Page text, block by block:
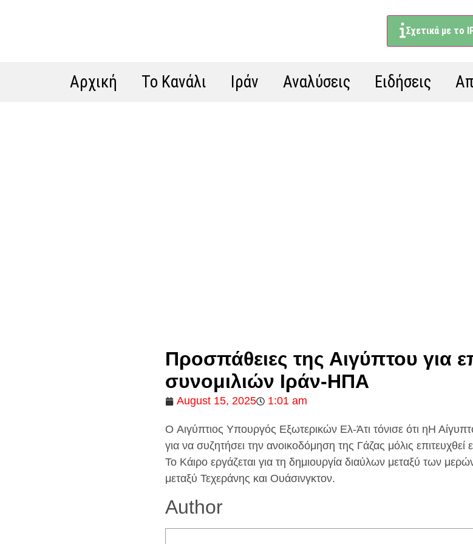
Σχετικά με το
Αρχική Το Κανάλι Ιράν Αναλύσεις Ειδήσεις
Προσπάθειες της Αιγύπτου για
συνομιλιών Ιράν-ΗΠΑ
August 15, 2025 1:01 am
O Αιγύπτιος Υπουργός Εξωτερικών Ελ-Άτι τόνισε ότι ηΗ
για να συζητήσει την ανοικοδόμηση της Γάζας μόλις επιτευχθεί
️Το Κάιρο εργάζεται για τη δημιουργία διαύλων μεταξύ των
μεταξύ Τεχεράνης και Ουάσινγκτον.
Author